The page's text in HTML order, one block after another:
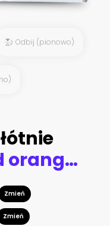
Odbij (pionowo)
Black blue and orange hexagons background pattern 3D rendering
Zmień
Zmień